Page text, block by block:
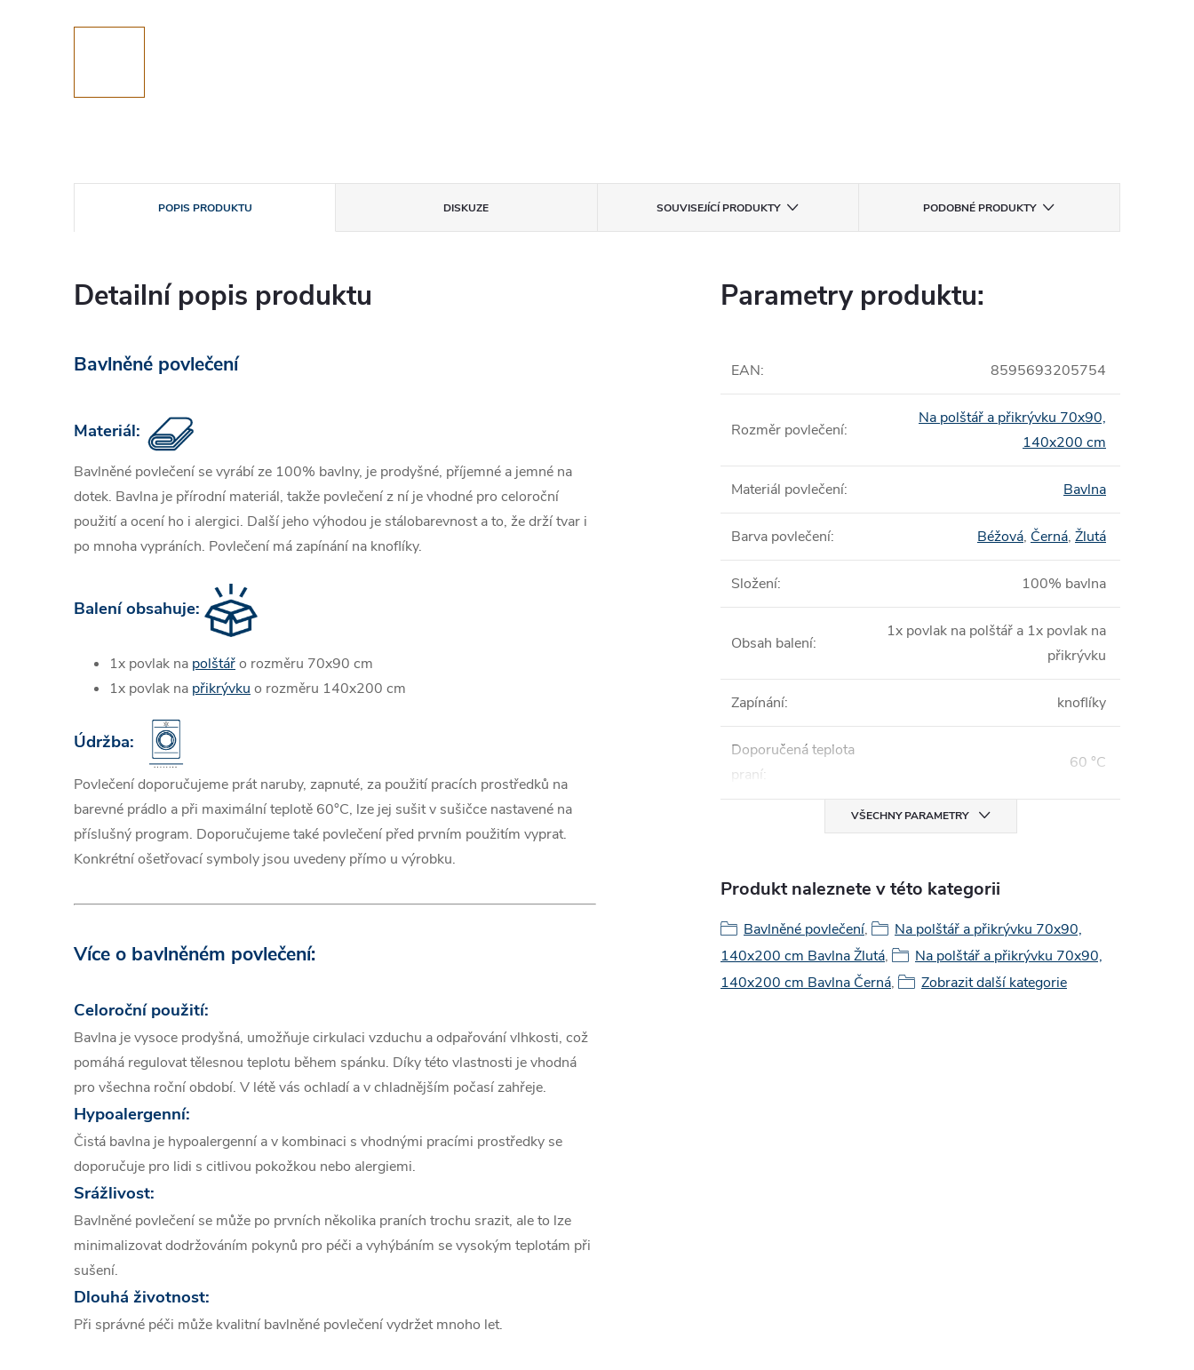
POPIS PRODUKTU DISKUZE SOUVISEJÍCÍ PRODUKTY PODOBNÉ PRODUKTY
Detailní popis produktu
Bavlněné povlečení
Materiál:
Bavlněné povlečení se vyrábí ze 100% bavlny, je prodyšné, příjemné a jemné na
dotek. Bavlna je přírodní materiál, takže povlečení z ní je vhodné pro celoroční
použití a ocení ho i alergici. Další jeho výhodou je stálobarevnost a to, že drží tvar i
po mnoha vypráních. Povlečení má zapínání na knoflíky.
Balení obsahuje:
1x povlak na polštářo rozměru 70x90 cm
1x povlak na přikrývku o rozměru 140x200 cm
Údržba:
Povlečení doporučujeme prát naruby, zapnuté, za použití pracích prostředků na
barevné prádlo a při maximální teplotě 60°C, lze jej sušit v sušičce nastavené na
příslušný program. Doporučujeme také povlečení před prvním použitím vyprat.
Konkrétní ošetřovací symboly jsou uvedeny přímo u výrobku.
Více o bavlněném povlečení:
Celoroční použití:
Bavlna je vysoce prodyšná, umožňuje cirkulaci vzduchu a odpařování vlhkosti, což
pomáhá regulovat tělesnou teplotu během spánku. Díky této vlastnosti je vhodná
pro všechna roční období. V létě vás ochladí a v chladnějším počasí zahřeje.
Hypoalergenní:
Čistá bavlna je hypoalergenní a v kombinaci s vhodnými pracími prostředky se
doporučuje pro lidi s citlivou pokožkou nebo alergiemi.
Srážlivost:
Bavlněné povlečení se může po prvních několika praních trochu srazit, ale to lze
minimalizovat dodržováním pokynů pro péči a vyhýbáním se vysokým teplotám při
sušení.
Dlouhá životnost:
Při správné péči může kvalitní bavlněné povlečení vydržet mnoho let.
Parametry produktu:
EAN: 8595693205754
Rozměr povlečení:
Na polštář a přikrývku 70x90,
140x200 cm
Materiál povlečení: Bavlna
Barva povlečení: Béžová, Černá, Žlutá
Složení: 100% bavlna
Obsah balení:
1x povlak na polštář a 1x povlak na
přikrývku
Zapínání: knoflíky
Doporučená teplota
praní:
60 °C
VŠECHNY PARAMETRY
Produkt naleznete v této kategorii
Bavlněné povlečení,
Na polštář a přikrývku 70x90,
140x200 cm Bavlna Žlutá,
Na polštář a přikrývku 70x90,
140x200 cm Bavlna Černá, Zobrazit další kategorie